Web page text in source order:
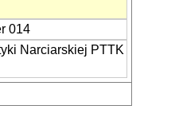
014
Narciarskiej PTTK